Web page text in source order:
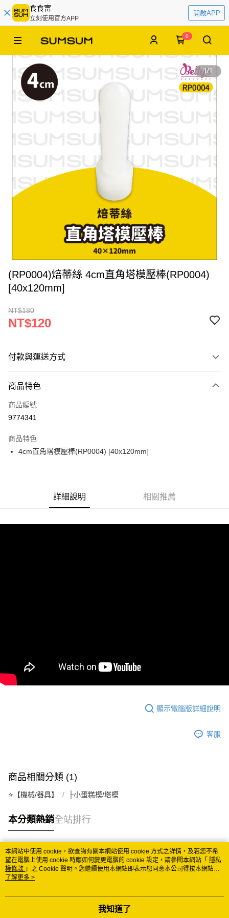
食食富
立刻使用官方APP
開啟APP
0
1/1
(RP0004)焙蒂絲 4cm直角塔模壓棒(RP0004)
[40x120mm]
NT$180
NT$120
付款與運送方式
信用卡一次付款
超商取貨付款
Apple Pay
ATM付款
付款後7-11取貨
每筆NT$60
免運費
商品特色
商品編號
9774341
商品特色
4cm直角塔模壓棒(RP0004) [40x120mm]
詳細說明 相關推薦
顯示電腦版詳細說明
客服
商品相關分類 (1)
⭐️【機械/器具】 ├小蛋糕模/塔模
本分類熱銷全站排行
熱門標籤
本網站中使用 cookie，欲查詢有關本網站使用 cookie 方式之詳情，及若您不希
望在電腦上使用 cookie 時應如何變更電腦的 cookie 設定，請參閱本網站「 隱私
權條款 」之 Cookie 聲明。您繼續使用本網站即表示您同意本公司得按本網站使
用條款之 Cookie 聲明使用 cookie。
了解更多 >
我知道了